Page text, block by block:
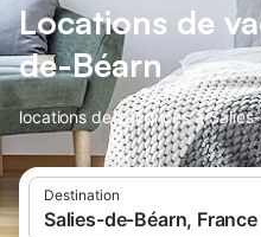
Locations de
de-Béarn
locations de vacances à
Destination
Salies-de-Béarn, France